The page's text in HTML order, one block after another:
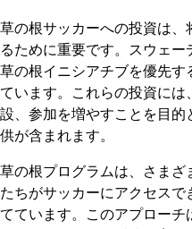
草の根サッカーへの投資は
るために重要です。スウェー
草の根イニシアチブを優先
ています。これらの投資に
設、参加を増やすことを目
供が含まれます。
草の根プログラムは、さま
たちがサッカーにアクセス
てています。このアプロー